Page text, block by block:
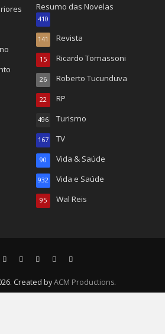
Resumo das Novelas
410
Revista
141
Ricardo Tomassoni
15
Roberto Tucunduva
26
RP
22
Turismo
496
TV
167
Vida & Saúde
90
Vida e Saúde
932
Wal Reis
95
Created byACM Productions.